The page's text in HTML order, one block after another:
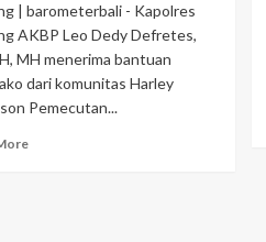
| barometerbali - Kapolres
AKBP Leo Dedy Defretes,
MH menerima bantuan
dari komunitas Harley
Pemecutan...